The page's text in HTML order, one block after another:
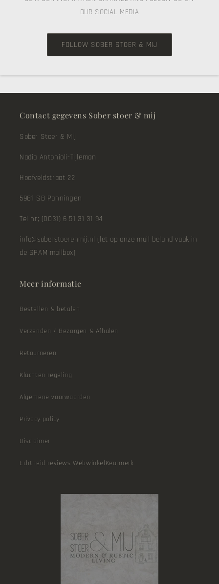
OUR SOCIAL MEDIA
FOLLOW SOBER STOER & MIJ
Contact gegevens Sober stoer & mij
Sober Stoer & Mij
Nadia Antonioli-Tijleman
Hoofveldstraat 22
5981 SB Panningen
Tel nr; (0031) 6 51 31 31 94
info@soberstoerenmij.nl (let op onze mail beland vaak in
de SPAM mailbox)
Meer informatie
Bestellen & betalen
Verzenden / Bezorgen & Afhalen
Retourneren
Klachten regeling
Algemene voorwaarden
Privacy policy
Disclaimer
Echtheid reviews WebwinkelKeurmerk